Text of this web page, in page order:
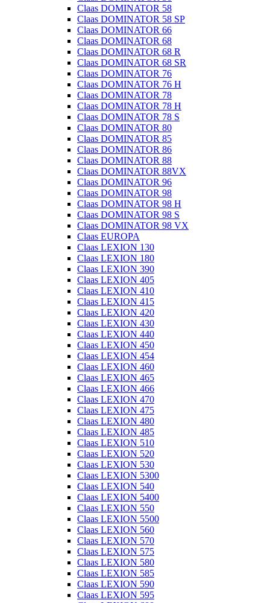
Claas DOMINATOR 58
Claas DOMINATOR 58 SP
Claas DOMINATOR 66
Claas DOMINATOR 68
Claas DOMINATOR 68 R
Claas DOMINATOR 68 SR
Claas DOMINATOR 76
Claas DOMINATOR 76 H
Claas DOMINATOR 78
Claas DOMINATOR 78 H
Claas DOMINATOR 78 S
Claas DOMINATOR 80
Claas DOMINATOR 85
Claas DOMINATOR 86
Claas DOMINATOR 88
Claas DOMINATOR 88VX
Claas DOMINATOR 96
Claas DOMINATOR 98
Claas DOMINATOR 98 H
Claas DOMINATOR 98 S
Claas DOMINATOR 98 VX
Claas EUROPA
Claas LEXION 130
Claas LEXION 180
Claas LEXION 390
Claas LEXION 405
Claas LEXION 410
Claas LEXION 415
Claas LEXION 420
Claas LEXION 430
Claas LEXION 440
Claas LEXION 450
Claas LEXION 454
Claas LEXION 460
Claas LEXION 465
Claas LEXION 466
Claas LEXION 470
Claas LEXION 475
Claas LEXION 480
Claas LEXION 485
Claas LEXION 510
Claas LEXION 520
Claas LEXION 530
Claas LEXION 5300
Claas LEXION 540
Claas LEXION 5400
Claas LEXION 550
Claas LEXION 5500
Claas LEXION 560
Claas LEXION 570
Claas LEXION 575
Claas LEXION 580
Claas LEXION 585
Claas LEXION 590
Claas LEXION 595